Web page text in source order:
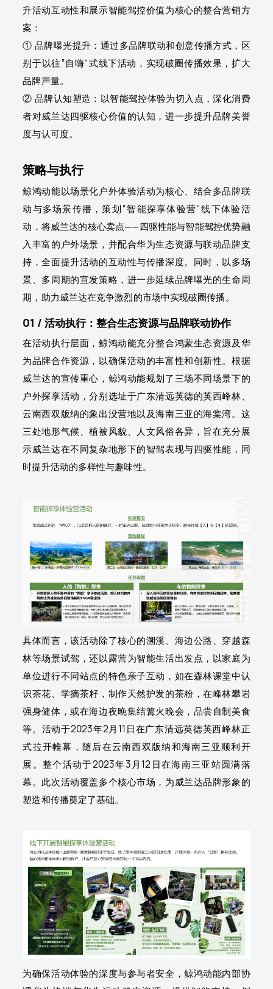
升活动互动性和展示智能驾控价值为核心的整合营销方
案：
① 品牌曝光提升：通过多品牌联动和创意传播方式，区
别于以往“自嗨”式线下活动，实现破圈传播效果，扩大
品牌声量。
② 品牌认知塑造：以智能驾控体验为切入点，深化消费
者对威兰达四驱核心价值的认知，进一步提升品牌美誉
度与认可度。
策略与执行
鲸鸿动能以场景化户外体验活动为核心、结合多品牌联
动与多场景传播，策划“智能探享体验营”线下体验活
动，将威兰达的核心卖点——四驱性能与智能驾控优势融
入丰富的户外场景，并配合华为生态资源与联动品牌支
持，全面提升活动的互动性与传播深度。同时，以多场
景、多周期的宣发策略，进一步延续品牌曝光的生命周
期，助力威兰达在竞争激烈的市场中实现破圈传播。
01 / 活动执行：整合生态资源与品牌联动协作
在活动执行层面，鲸鸿动能充分整合鸿蒙生态资源及华
为品牌合作资源，以确保活动的丰富性和创新性。根据
威兰达的宣传重心，鲸鸿动能规划了三场不同场景下的
户外探享活动，分别选址于广东清远英德的英西峰林、
云南西双版纳的象出没营地以及海南三亚的海棠湾。这
三处地形气候、植被风貌、人文风俗各异，旨在充分展
示威兰达在不同复杂地形下的智驾表现与四驱性能，同
时提升活动的多样性与趣味性。
具体而言，该活动除了核心的溯溪、海边公路、穿越森
林等场景试驾，还以露营为智能生活出发点，以家庭为
单位进行不同站点的特色亲子互动，如在森林课堂中认
识茶花、学摘茶籽，制作天然护发的茶粉，在峰林攀岩
强身健体，或在海边夜晚集结篝火晚会，品尝自制美食
等。活动于2023年2月11日在广东清远英德英西峰林正
式拉开帷幕，随后在云南西双版纳和海南三亚顺利开
展。整个活动于2023年3月12日在海南三亚站圆满落
幕。此次活动覆盖多个核心市场，为威兰达品牌形象的
塑造和传播奠定了基础。
为确保活动体验的深度与参与者安全，鲸鸿动能内部协